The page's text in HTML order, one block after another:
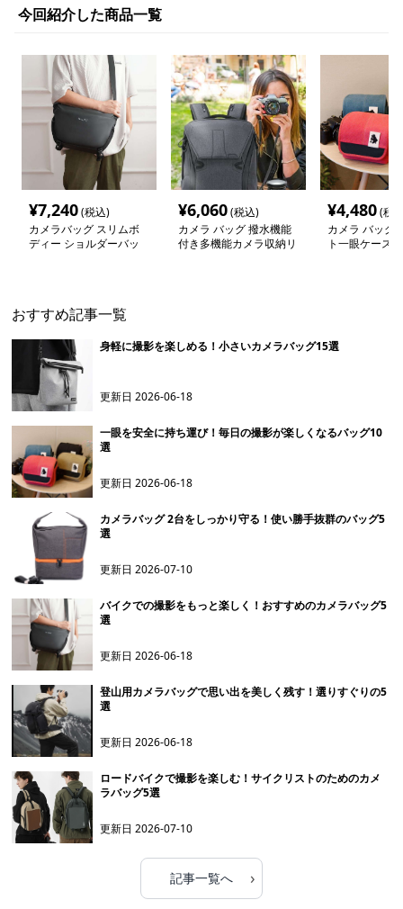
今回紹介した商品一覧
¥7,240(税込)
カメラバッグ スリムボ
ディー ショルダーバッ
¥6,060(税込)
カメラ バッグ 撥水機能
付き多機能カメラ収納リ
¥4,480(税
カメラ バッグ
ト一眼ケース
おすすめ記事一覧
身軽に撮影を楽しめる！小さいカメラバッグ15選
更新日2026-06-18
一眼を安全に持ち運び！毎日の撮影が楽しくなるバッグ10
選
更新日2026-06-18
カメラバッグ 2台をしっかり守る！使い勝手抜群のバッグ5
選
更新日2026-07-10
バイクでの撮影をもっと楽しく！おすすめのカメラバッグ5
選
更新日2026-06-18
登山用カメラバッグで思い出を美しく残す！選りすぐりの5
選
更新日2026-06-18
ロードバイクで撮影を楽しむ！サイクリストのためのカメ
ラバッグ5選
更新日2026-07-10
記事一覧へ ›